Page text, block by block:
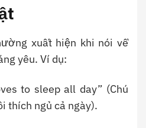
xuất hiện khi nói về
yêu. Ví dụ:
to sleep all day” (Chú
thích ngủ cả ngày).